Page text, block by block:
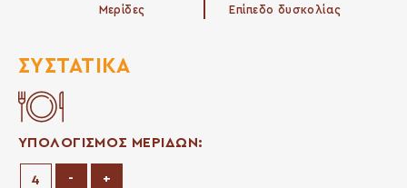
Μερίδες Επίπεδο δυσκολίας
ΣΥΣΤΑΤΙΚΆ
ΥΠΟΛΟΓΙΣΜΟΣ ΜΕΡΙΔΩΝ:
- Μείωση μερίδων
+Αύξηση μερίδων